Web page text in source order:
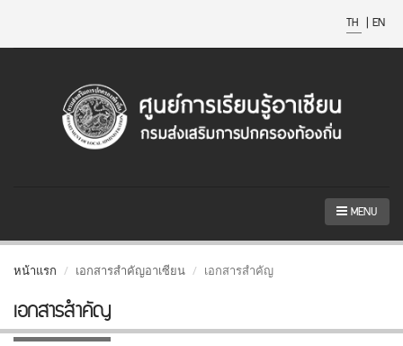
TH | EN
MENU
หน้าแรก เอกสารสำคัญอาเซียน เอกสารสำคัญ
เอกสารสำคัญ